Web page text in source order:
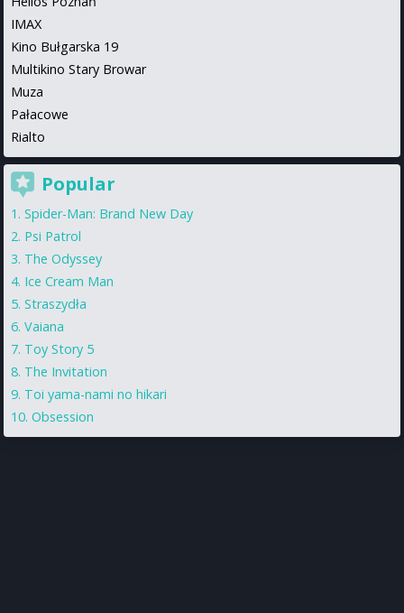
IMAX
Kino Bułgarska 19
Multikino Stary Browar
Muza
Pałacowe
Rialto
Popular
Spider-Man: Brand New Day
Psi Patrol
The Odyssey
Ice Cream Man
Straszydła
Vaiana
Toy Story 5
The Invitation
Toi yama-nami no hikari
Obsession